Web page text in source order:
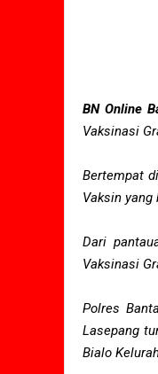
BN Online
Vaksinasi
Bertempat
Vaksin
Dari
Vaksinasi
Polres
Lasepang
Bialo